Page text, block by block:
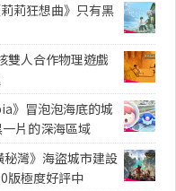
莉狂想曲》只有黑
雙人合作物理遊戲
》冒泡泡海底的城
片的深海區域
秘灣》海盜城市建設
版極度好評中